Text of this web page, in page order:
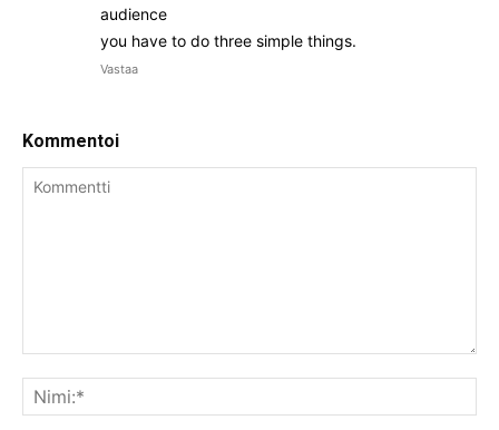
audience
you have to do three simple things.
Vastaa
Kommentoi